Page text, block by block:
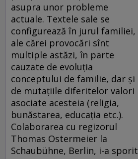
asupra unor probleme
actuale. Textele sale se
configurează în jurul familiei,
ale cărei provocări sînt
multiple astăzi, în parte
cauzate de evoluţia
conceptului de familie, dar şi
de mutaţiile diferitelor valori
asociate acesteia (religia,
bunăstarea, educaţia etc.).
Colaborarea cu regizorul
Thomas Ostermeier la
Schaubühne, Berlin, i-a sporit